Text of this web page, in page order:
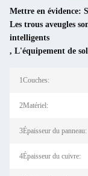
Mettre en évidence:
Les trous aveugles
intelligents
, L'équipement de
1Couches:
2Matériel:
3Épaisseur du panneau:
4Épaisseur du cuivre: